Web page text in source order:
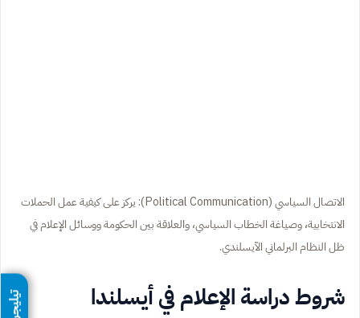
الاتصال السياسي (Political Communication): يركز على كيفية عمل الحملات
الانتخابية، وصياغة الخطاب السياسي، والعلاقة بين الحكومة ووسائل الإعلام في
ظل النظام البرلماني الآيسلندي.
شروط دراسة الإعلام في أيسلندا